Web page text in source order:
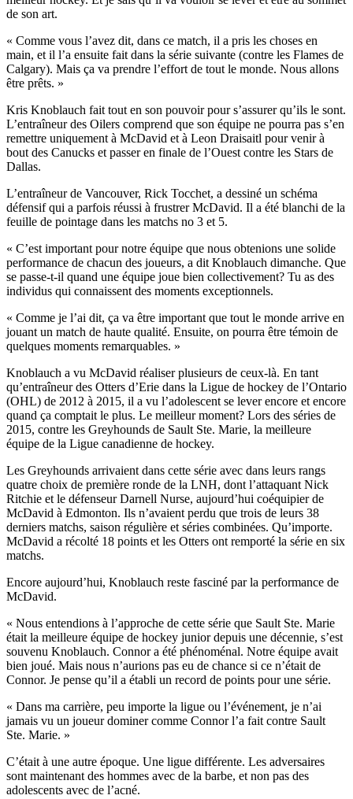
de son art.
« Comme vous l’avez dit, dans ce match, il a pris les choses en
main, et il l’a ensuite fait dans la série suivante (contre les Flames de
Calgary). Mais ça va prendre l’effort de tout le monde. Nous allons
être prêts. »
Kris Knoblauch fait tout en son pouvoir pour s’assurer qu’ils le sont.
L’entraîneur des Oilers comprend que son équipe ne pourra pas s’en
remettre uniquement à McDavid et à Leon Draisaitl pour venir à
bout des Canucks et passer en finale de l’Ouest contre les Stars de
Dallas.
L’entraîneur de Vancouver, Rick Tocchet, a dessiné un schéma
défensif qui a parfois réussi à frustrer McDavid. Il a été blanchi de la
feuille de pointage dans les matchs no 3 et 5.
« C’est important pour notre équipe que nous obtenions une solide
performance de chacun des joueurs, a dit Knoblauch dimanche. Que
se passe-t-il quand une équipe joue bien collectivement? Tu as des
individus qui connaissent des moments exceptionnels.
« Comme je l’ai dit, ça va être important que tout le monde arrive en
jouant un match de haute qualité. Ensuite, on pourra être témoin de
quelques moments remarquables. »
Knoblauch a vu McDavid réaliser plusieurs de ceux-là. En tant
qu’entraîneur des Otters d’Erie dans la Ligue de hockey de l’Ontario
(OHL) de 2012 à 2015, il a vu l’adolescent se lever encore et encore
quand ça comptait le plus. Le meilleur moment? Lors des séries de
2015, contre les Greyhounds de Sault Ste. Marie, la meilleure
équipe de la Ligue canadienne de hockey.
Les Greyhounds arrivaient dans cette série avec dans leurs rangs
quatre choix de première ronde de la LNH, dont l’attaquant Nick
Ritchie et le défenseur Darnell Nurse, aujourd’hui coéquipier de
McDavid à Edmonton. Ils n’avaient perdu que trois de leurs 38
derniers matchs, saison régulière et séries combinées. Qu’importe.
McDavid a récolté 18 points et les Otters ont remporté la série en six
matchs.
Encore aujourd’hui, Knoblauch reste fasciné par la performance de
McDavid.
« Nous entendions à l’approche de cette série que Sault Ste. Marie
était la meilleure équipe de hockey junior depuis une décennie, s’est
souvenu Knoblauch. Connor a été phénoménal. Notre équipe avait
bien joué. Mais nous n’aurions pas eu de chance si ce n’était de
Connor. Je pense qu’il a établi un record de points pour une série.
« Dans ma carrière, peu importe la ligue ou l’événement, je n’ai
jamais vu un joueur dominer comme Connor l’a fait contre Sault
Ste. Marie. »
C’était à une autre époque. Une ligue différente. Les adversaires
sont maintenant des hommes avec de la barbe, et non pas des
adolescents avec de l’acné.